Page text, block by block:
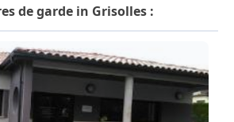
de garde in Grisolles :